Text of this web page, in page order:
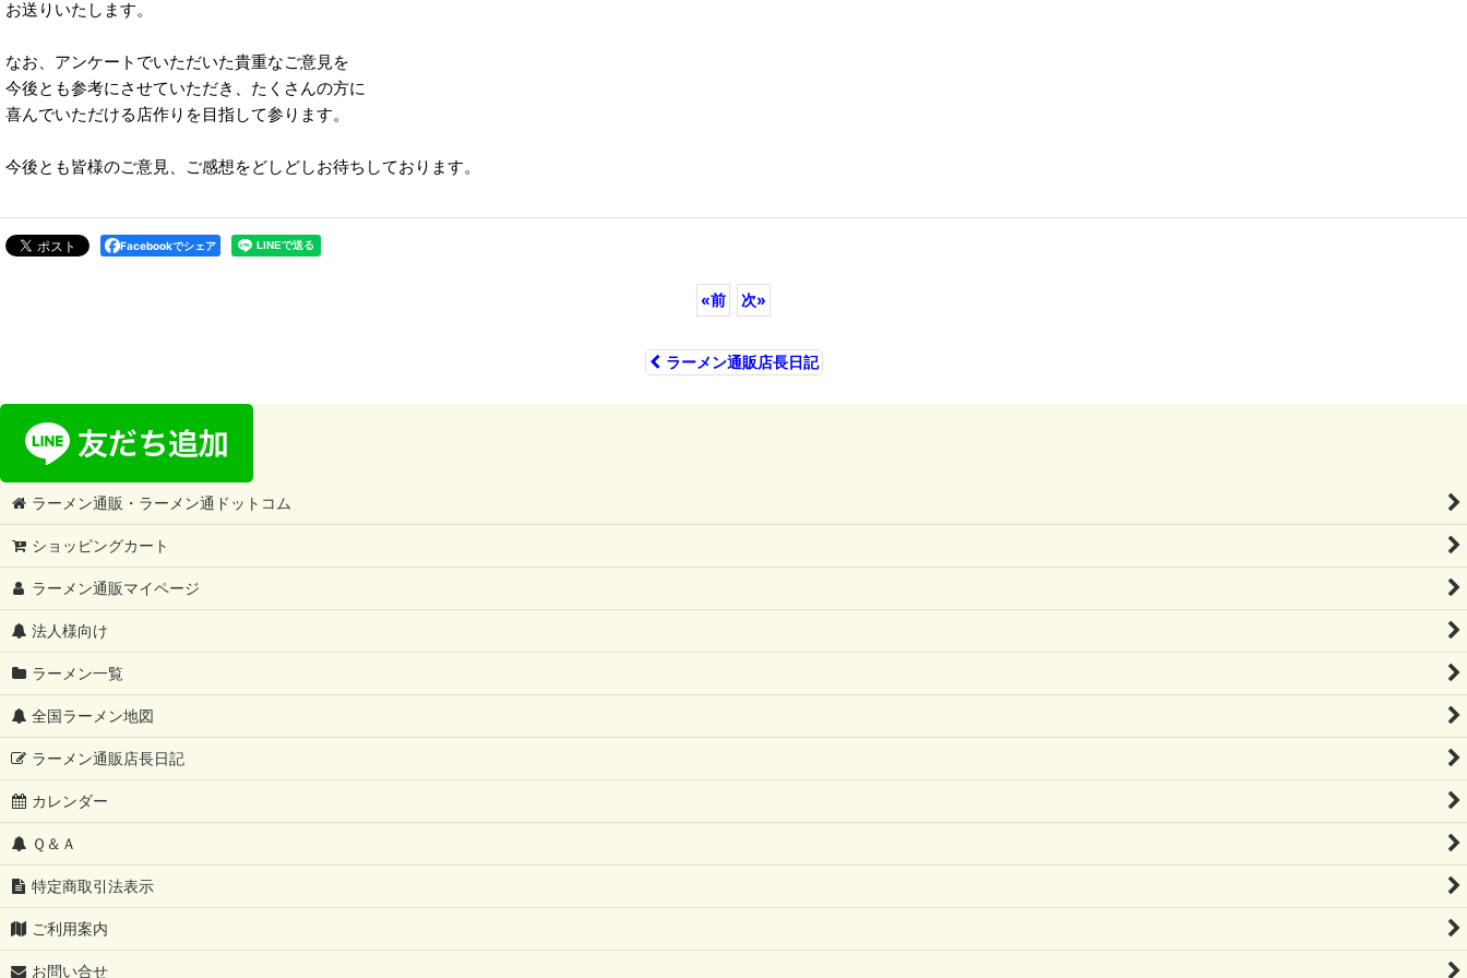
お送りいたします。
なお、アンケートでいただいた貴重なご意見を
今後とも参考にさせていただき、たくさんの方に
喜んでいただける店作りを目指して参ります。
今後とも皆様のご意見、ご感想をどしどしお待ちしております。
Facebookでシェア
«前 次»
ラーメン通販店長日記
ラーメン通販・ラーメン通ドットコム
ショッピングカート
ラーメン通販マイページ
法人様向け
ラーメン一覧
全国ラーメン地図
ラーメン通販店長日記
カレンダー
Ｑ＆Ａ
特定商取引法表示
ご利用案内
お問い合せ